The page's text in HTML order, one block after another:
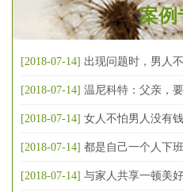
案例
[2018-07-14] 出现问题时，男人
[2018-07-14] 温尼科特：父亲，
[2018-07-14] 女人不怕男人没有钱
[2018-07-14] 都是自己一个人下
[2018-07-14] 与家人共享一顿美